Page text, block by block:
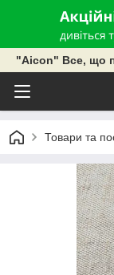
"Aicon" Все, що
Товари та